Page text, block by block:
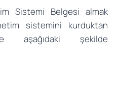
Sistemi Belgesi almak
sistemini kurduktan
aşağıdaki şekilde